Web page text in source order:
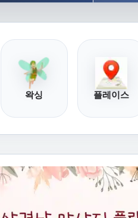
왁싱 플레이스